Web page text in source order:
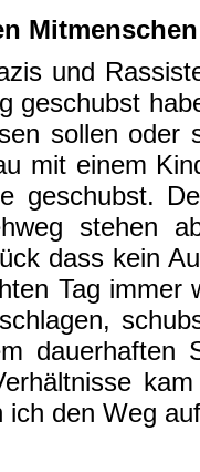
Mitmenschen
und
geschubst
sollen oder
mit einem
geschubst.
stehen
dass kein
Tag immer
dauerhaften
ich den Weg